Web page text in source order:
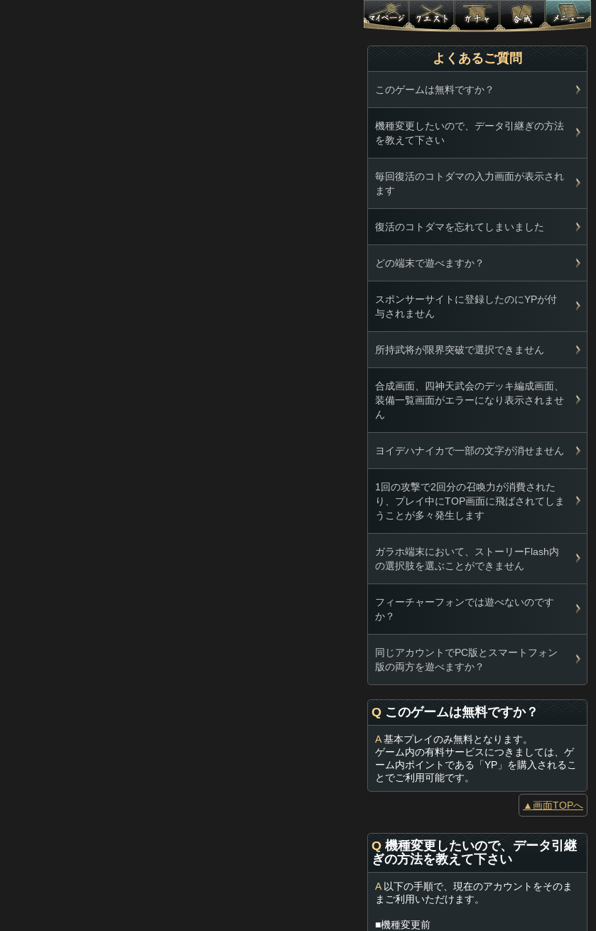
よくあるご質問
このゲームは無料ですか？
機種変更したいので、データ引継ぎの方法
を教えて下さい
毎回復活のコトダマの入力画面が表示され
ます
復活のコトダマを忘れてしまいました
どの端末で遊べますか？
スポンサーサイトに登録したのにYPが付
与されません
所持武将が限界突破で選択できません
合成画面、四神天武会のデッキ編成画面、
装備一覧画面がエラーになり表示されませ
ん
ヨイデハナイカで一部の文字が消せません
1回の攻撃で2回分の召喚力が消費された
り、プレイ中にTOP画面に飛ばされてしま
うことが多々発生します
ガラホ端末において、ストーリーFlash内
の選択肢を選ぶことができません
フィーチャーフォンでは遊べないのです
か？
同じアカウントでPC版とスマートフォン
版の両方を遊べますか？
Q このゲームは無料ですか？
A基本プレイのみ無料となります。
ゲーム内の有料サービスにつきましては、ゲ
ーム内ポイントである「YP」を購入されるこ
とでご利用可能です。
▲画面TOPへ
Q 機種変更したいので、データ引継
ぎの方法を教えて下さい
A以下の手順で、現在のアカウントをそのま
まご利用いただけます。
■機種変更前